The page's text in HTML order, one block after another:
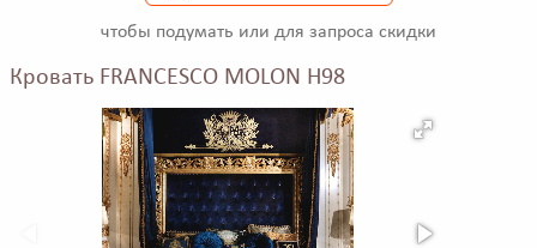
чтобы подумать или для запроса скидки
Кровать FRANCESCO MOLON H98